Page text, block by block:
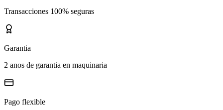
Transacciones 100% seguras
Garantia
2 anos de garantia en maquinaria
Pago flexible